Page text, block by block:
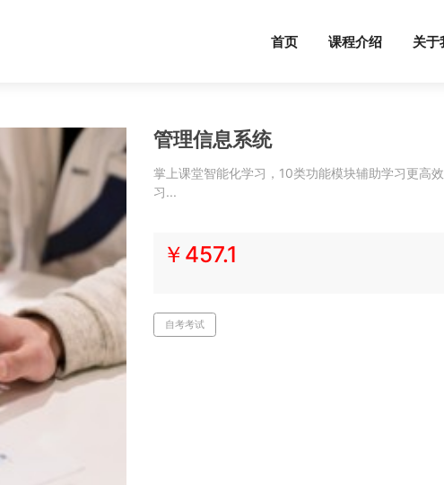
首页 课程介绍 关于
管理信息系统
掌上课堂智能化学习，10类功能模块辅助学习更高
习...
￥457.1
自考考试